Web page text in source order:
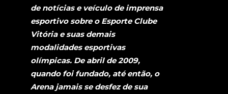
de notícias e veículo de imprensa
esportivo sobre o Esporte Clube
Vitória e suas demais
modalidades esportivas
olímpicas. De abril de 2009,
quando foi fundado, até então, o
Arena jamais se desfez de sua